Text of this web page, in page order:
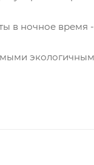
в ночное время -